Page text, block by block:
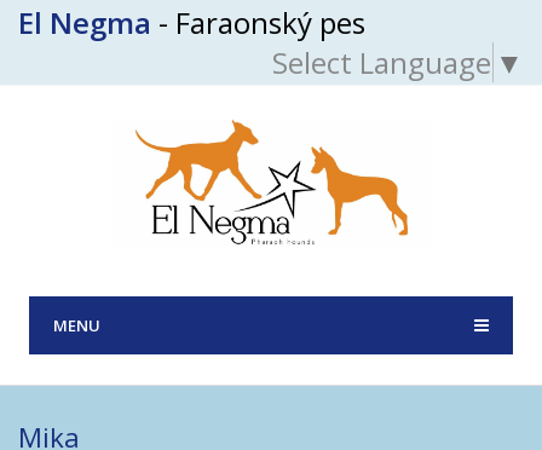
El Negma - Faraonský pes
Select Language ▼
MENU
Mika